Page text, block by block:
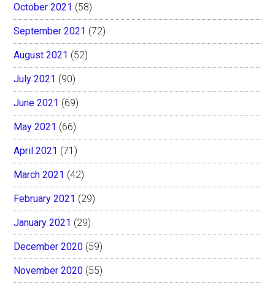
October 2021 (58)
September 2021 (72)
August 2021 (52)
July 2021 (90)
June 2021 (69)
May 2021 (66)
April 2021 (71)
March 2021 (42)
February 2021 (29)
January 2021 (29)
December 2020 (59)
November 2020 (55)